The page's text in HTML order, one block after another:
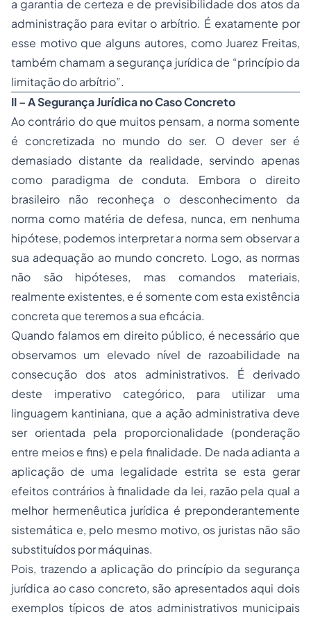
a garantia de certeza e de previsibilidade dos atos da
administração para evitar o arbítrio. É exatamente por
esse motivo que alguns autores, como Juarez Freitas,
também chamam a segurança jurídica de “princípio da
limitação do arbítrio”.
II – A Segurança Jurídica no Caso Concreto
Ao contrário do que muitos pensam, a norma somente
é concretizada no mundo do ser. O dever ser é
demasiado distante da realidade, servindo apenas
como paradigma de conduta. Embora o direito
brasileiro não reconheça o desconhecimento da
norma como matéria de defesa, nunca, em nenhuma
hipótese, podemos interpretar a norma sem observar a
sua adequação ao mundo concreto. Logo, as normas
não são hipóteses, mas comandos materiais,
realmente existentes, e é somente com esta existência
concreta que teremos a sua eficácia.
Quando falamos em direito público, é necessário que
observamos um elevado nível de razoabilidade na
consecução dos atos administrativos. É derivado
deste imperativo categórico, para utilizar uma
linguagem kantiniana, que a ação administrativa deve
ser orientada pela proporcionalidade (ponderação
entre meios e fins) e pela finalidade. De nada adianta a
aplicação de uma legalidade estrita se esta gerar
efeitos contrários à finalidade da lei, razão pela qual a
melhor hermenêutica jurídica é preponderantemente
sistemática e, pelo mesmo motivo, os juristas não são
substituídos por máquinas.
Pois, trazendo a aplicação do princípio da segurança
jurídica ao caso concreto, são apresentados aqui dois
exemplos típicos de atos administrativos municipais